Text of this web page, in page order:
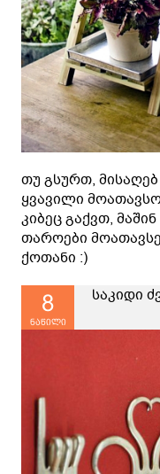
თუ გსურთ,
ყვავილი
კიბეც გაქვთ,
თაროები
ქოთანი :)
8
ნაწილი
საკიდი